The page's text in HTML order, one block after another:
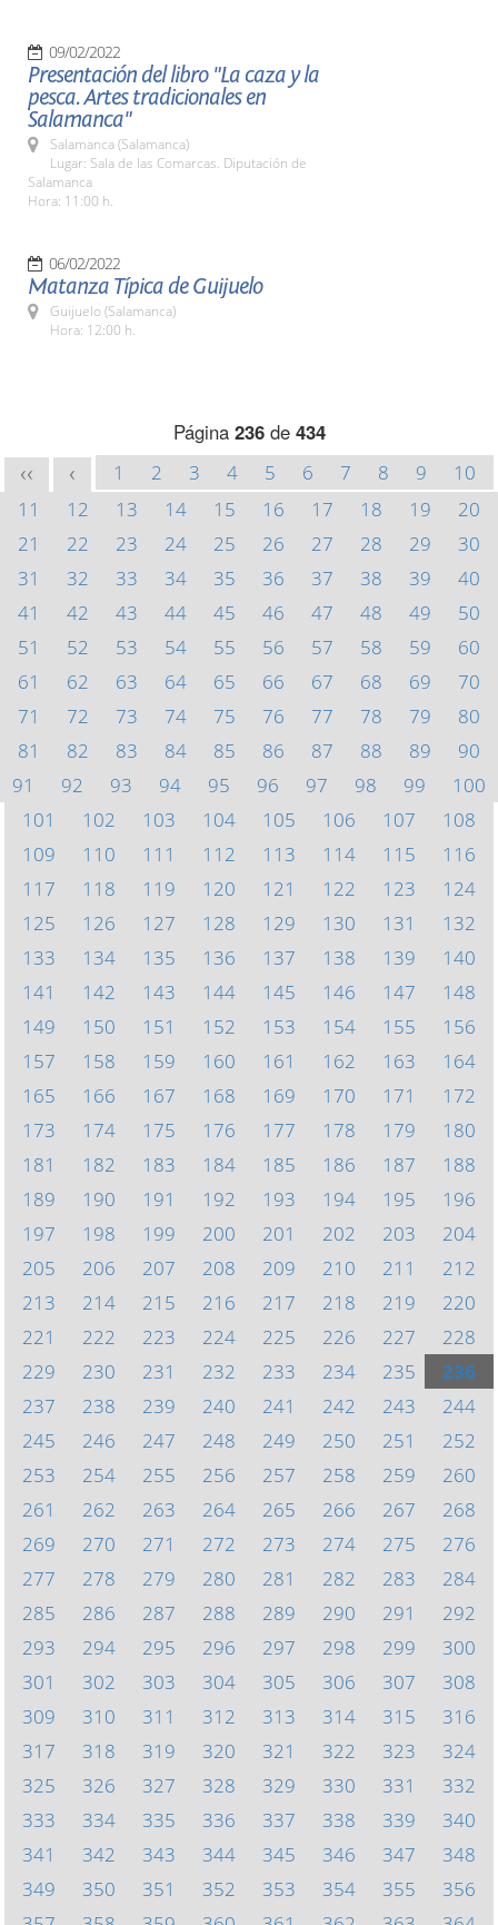
09/02/2022
Presentación del libro "La caza y la
pesca. Artes tradicionales en
Salamanca"
Salamanca (Salamanca)
Lugar: Sala de las Comarcas. Diputación de
Salamanca
Hora: 11:00 h.
06/02/2022
Matanza Típica de Guijuelo
Guijuelo (Salamanca)
Hora: 12:00 h.
Página 236de 434
<< < 1 2 3 4 5 6 7 8 9
10
11
12 13 14 15 16 17 18 19
20
21
22 23 24 25 26 27 28 29
30
31
32 33 34 35 36 37 38 39
40
41
42 43 44 45 46 47 48 49
50
51
52 53 54 55 56 57 58 59
60
61
62 63 64 65 66 67 68 69
70
71
72 73 74 75 76 77 78 79
80
81
82 83 84 85 86 87 88 89
90
91
92 93 94 95 96 97 98 99
100
101
102 103 104 105 106 107
108
109
110 111 112 113 114 115
116
117
118 119 120 121 122 123
124
125
126 127 128 129 130 131
132
133
134 135 136 137 138 139
140
141
142 143 144 145 146 147
148
149
150 151 152 153 154 155
156
157
158 159 160 161 162 163
164
165
166 167 168 169 170 171
172
173
174 175 176 177 178 179
180
181
182 183 184 185 186 187
188
189
190 191 192 193 194 195
196
197
198 199 200 201 202 203
204
205
206 207 208 209 210 211
212
213
214 215 216 217 218 219
220
221
222 223 224 225 226 227
228
229
230 231 232 233 234 235
236
237
238 239 240 241 242 243
244
245
246 247 248 249 250 251
252
253
254 255 256 257 258 259
260
261
262 263 264 265 266 267
268
269
270 271 272 273 274 275
276
277
278 279 280 281 282 283
284
285
286 287 288 289 290 291
292
293
294 295 296 297 298 299
300
301
302 303 304 305 306 307
308
309
310 311 312 313 314 315
316
317
318 319 320 321 322 323
324
325
326 327 328 329 330 331
332
333
334 335 336 337 338 339
340
341
342 343 344 345 346 347
348
349
350 351 352 353 354 355
356